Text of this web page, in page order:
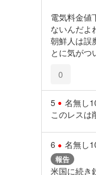
電気料金値
ないんだよ
朝鮮人は誤
とに気がつ
0
5 名無し
このレスは
6 名無し
報告
米国に続き